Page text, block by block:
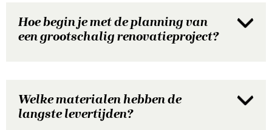
Hoe begin je met de planning van
een grootschalig renovatieproject?
Welke materialen hebben de
langste levertijden?